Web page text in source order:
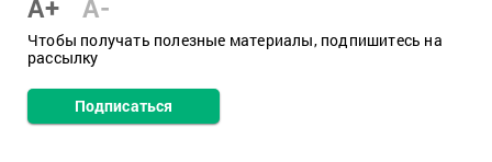
A+ A-
Чтобы получать полезные материалы, подпишитесь на
рассылку
Подписаться